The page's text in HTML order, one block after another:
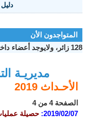
المتواجدون الأن
128 زائر، ولايوجد أعضاء داخل الموقع
مديريـة
الأحـداث 2019
الصفحة 4 من 4
2019/02/07
: حصيلة عمليات